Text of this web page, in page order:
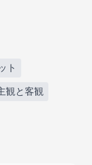
ト
観と客観